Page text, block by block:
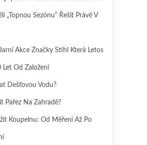
„topnou Sezónu“ Řešit Právě V
Akce Značky Stihl Která Letos
Let Od Založení
Dešťovou Vodu?
Pařez Na Zahradě?
Koupelnu: Od Měření Až Po